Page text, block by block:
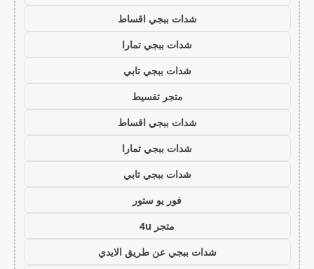
شدات ببجي اقساط
شدات ببجي تمارا
شدات ببجي تابي
متجر تقسيط
شدات ببجي اقساط
شدات ببجي تمارا
شدات ببجي تابي
فور يو ستور
متجر 4u
شدات ببجي عن طريق الايدي